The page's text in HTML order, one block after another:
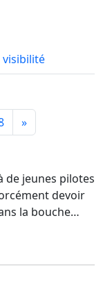
visibilité
»
de jeunes pilotes
devoir
la bouche…